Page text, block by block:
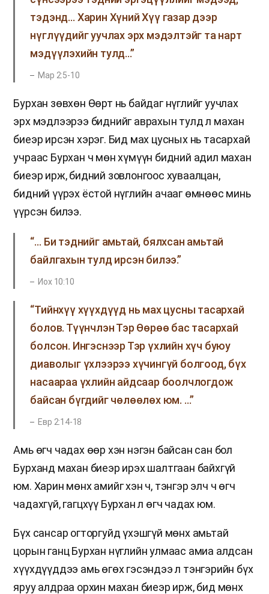
тэдэнд… Харин Хүний Хүү газар дээр
нүглүүдийг уучлах эрх мэдэлтэйг та нарт
мэдүүлэхийн тулд…”
Мар 2:5-10
Бурхан зөвхөн Өөрт нь байдаг нүглийг уучлах
эрх мэдлээрээ биднийг аврахын тулд л махан
биеэр ирсэн хэрэг. Бид мах цусных нь тасархай
учраас Бурхан ч мөн хүмүүн бидний адил махан
биеэр ирж, бидний зовлонгоос хуваалцан,
бидний үүрэх ёстой нүглийн ачааг өмнөөс минь
үүрсэн билээ.
“… Би тэднийг амьтай, бялхсан амьтай
байлгахын тулд ирсэн билээ.”
Иох 10:10
“Тийнхүү хүүхдүүд нь мах цусны тасархай
болов. Түүнчлэн Тэр Өөрөө бас тасархай
болсон. Ингэснээр Тэр үхлийн хүч буюу
диаволыг үхлээрээ хүчингүй болгоод, бүх
насаараа үхлийн айдсаар боолчлогдож
байсан бүгдийг чөлөөлөх юм. …”
Евр 2:14-18
Амь өгч чадах өөр хэн нэгэн байсан сан бол
Бурханд махан биеэр ирэх шалтгаан байхгүй
юм. Харин мөнх амийг хэн ч, тэнгэр элч ч өгч
чадахгүй, гагцхүү Бурхан л өгч чадах юм.
Бүх сансар огторгуйд үхэшгүй мөнх амьтай
цорын ганц Бурхан нүглийн улмаас амиа алдсан
хүүхдүүддээ амь өгөх гэсэндээ л тэнгэрийн бүх
яруу алдраа орхин махан биеэр ирж, бид мөнх